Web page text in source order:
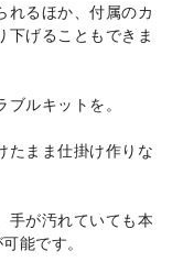
れるほか、付属のカ
下げることもできま
ルキットを。
たまま仕掛け作りな
手が汚れていても本
能です。